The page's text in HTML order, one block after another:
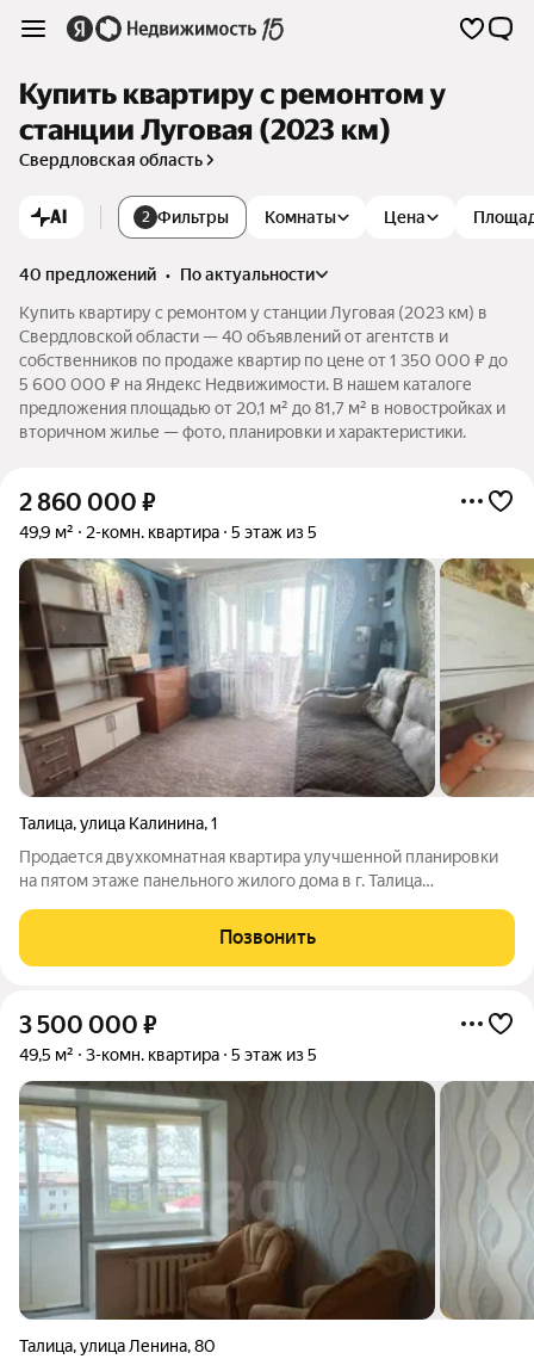
Купить квартиру с ремонтом у
станции Луговая (2023 км)
Свердловская область
AI 2 Фильтры Комнаты Цена
40 предложений •
по актуальности
Купить квартиру с ремонтом у станции Луговая (2023 км) в
Свердловской области — 40 объявлений от агентств и
собственников по продаже квартир по цене от 1 350 000 ₽ до
5 600 000 ₽ на Яндекс Недвижимости. В нашем каталоге
предложения площадью от 20,1 м² до 81,7 м² в новостройках и
вторичном жилье — фото, планировки и характеристики.
2 860 000 ₽
49,9 м² 2-комн. квартира 5 этаж из 5
Талица,улица Калинина,1
Продается двухкомнатная квартира улучшенной планировки
на пятом этаже панельного жилого дома в г. Талица
школы, детские сады, аптеки, государственные учреждения,
медицинские организации. Зелёный,
Позвонить
3 500 000 ₽
49,5 м² 3-комн. квартира 5 этаж из 5
Талица,улица Ленина,80